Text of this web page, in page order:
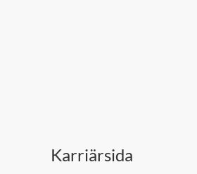
Karriärsida